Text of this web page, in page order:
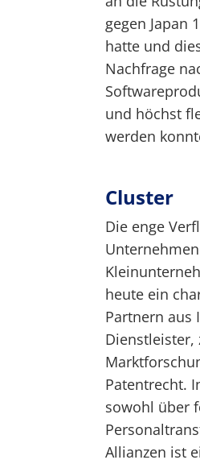
gegen Japan
hatte und
Nachfrage
und höchst
werden
Cluster
Die enge
heute ein
Partnern aus
Dienstleister,
Patentrecht.
sowohl über
Allianzen ist